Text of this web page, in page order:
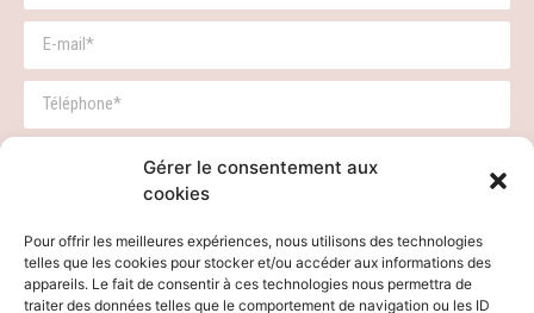
Gérer le consentement aux
cookies
Pour offrir les meilleures expériences, nous utilisons des technologies
telles que les cookies pour stocker et/ou accéder aux informations des
appareils. Le fait de consentir à ces technologies nous permettra de
traiter des données telles que le comportement de navigation ou les ID
Demande de conférence Demande presse